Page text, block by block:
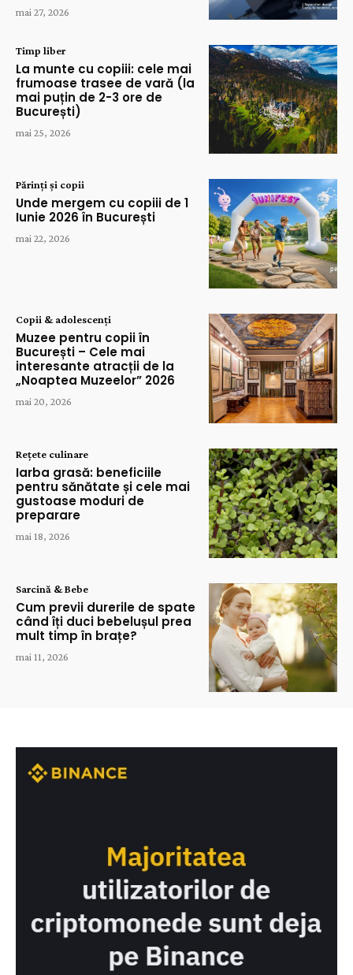
mai 27, 2026
Timp liber
La munte cu copiii: cele mai
frumoase trasee de vară (la
mai puțin de 2-3 ore de
București)
mai 25, 2026
Părinți și copii
Unde mergem cu copiii de 1
Iunie 2026 în București
mai 22, 2026
Copii & adolescenți
Muzee pentru copii în
București – Cele mai
interesante atracții de la
„Noaptea Muzeelor” 2026
mai 20, 2026
Rețete culinare
Iarba grasă: beneficiile
pentru sănătate și cele mai
gustoase moduri de
preparare
mai 18, 2026
Sarcină & Bebe
Cum previi durerile de spate
când îți duci bebelușul prea
mult timp în brațe?
mai 11, 2026